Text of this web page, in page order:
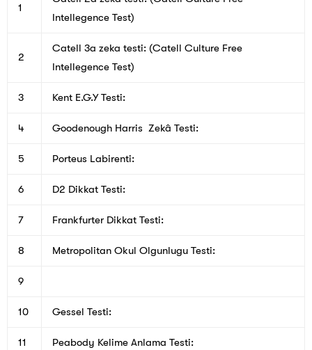
1
Intellegence Test)
2
Catell 3a zeka testi: (Catell Culture Free
Intellegence Test)
3 Kent E.G.Y Testi:
4 Goodenough Harris Zekâ Testi:
5 Porteus Labirenti:
6 D2 Dikkat Testi:
7 Frankfurter Dikkat Testi:
8 Metropolitan Okul Olgunlugu Testi:
9
10 Gessel Testi:
11 Peabody Kelime Anlama Testi: